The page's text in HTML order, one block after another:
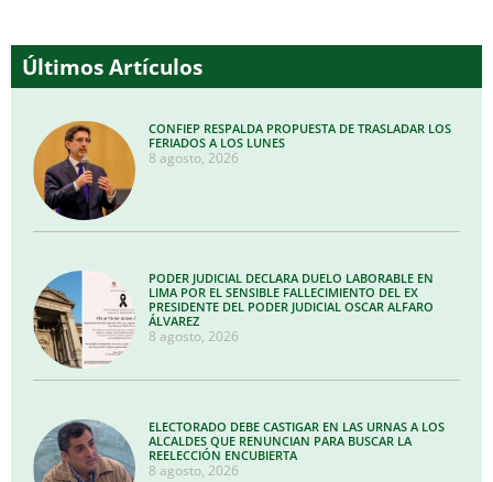
Últimos Artículos
CONFIEP RESPALDA PROPUESTA DE TRASLADAR LOS
FERIADOS A LOS LUNES
8 agosto, 2026
PODER JUDICIAL DECLARA DUELO LABORABLE EN
LIMA POR EL SENSIBLE FALLECIMIENTO DEL EX
PRESIDENTE DEL PODER JUDICIAL OSCAR ALFARO
ÁLVAREZ
8 agosto, 2026
ELECTORADO DEBE CASTIGAR EN LAS URNAS A LOS
ALCALDES QUE RENUNCIAN PARA BUSCAR LA
REELECCIÓN ENCUBIERTA
8 agosto, 2026